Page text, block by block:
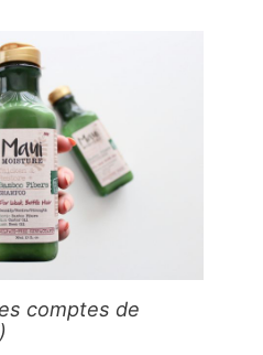
comptes de